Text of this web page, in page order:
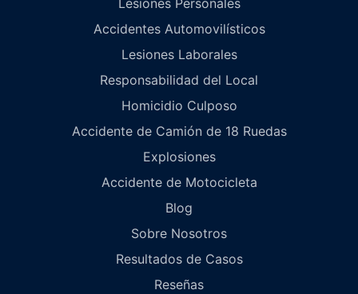
Lesiones Personales
Accidentes Automovilísticos
Lesiones Laborales
Responsabilidad del Local
Homicidio Culposo
Accidente de Camión de 18 Ruedas
Explosiones
Accidente de Motocicleta
Blog
Sobre Nosotros
Resultados de Casos
Reseñas